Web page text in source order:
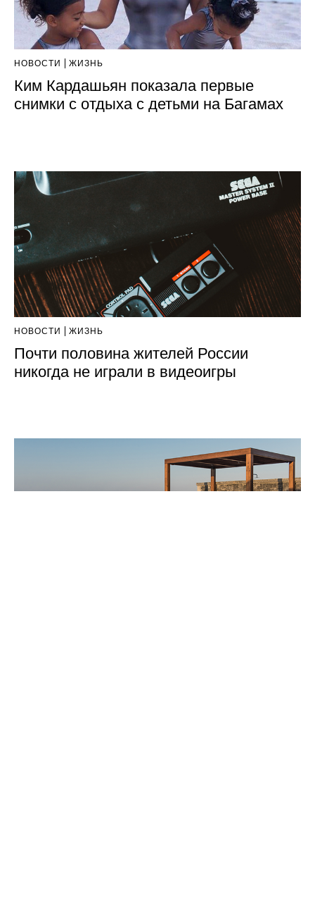
НОВОСТИ ЖИЗНЬ
Ким Кардашьян показала первые
снимки с отдыха с детьми на Багамах
НОВОСТИ ЖИЗНЬ
Почти половина жителей России
никогда не играли в видеоигры